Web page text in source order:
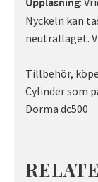
Upplåsning
Nyckeln kan
neutralläget.
Tillbehör,
Cylinder som
Dorma dc500